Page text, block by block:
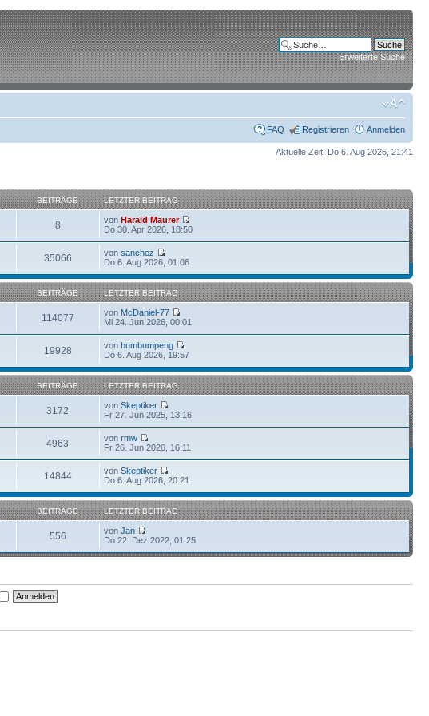
Erweiterte Suche
FAQ Registrieren Anmelden
Aktuelle Zeit: Do 6. Aug 2026, 21:41
BEITRÄGE LETZTER BEITRAG
8 vonHarald Maurer
Do 30. Apr 2026, 18:50
35066 vonsanchez
Do 6. Aug 2026, 01:06
BEITRÄGE LETZTER BEITRAG
114077 von McDaniel-77
Mi 24. Jun 2026, 00:01
19928 vonbumbumpeng
Do 6. Aug 2026, 19:57
BEITRÄGE LETZTER BEITRAG
3172 vonSkeptiker
Fr 27. Jun 2025, 13:16
4963 vonrmw
Fr 26. Jun 2026, 16:11
14844 vonSkeptiker
Do 6. Aug 2026, 20:21
BEITRÄGE LETZTER BEITRAG
556 vonJan
Do 22. Dez 2022, 01:25